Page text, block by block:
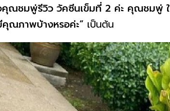
คุณชมพู่รีวิว วัคซีนเข็มที่ 2 ค่ะ คุณชม
คุณภาพบ้างหรอค่ะ” เป็นต้น